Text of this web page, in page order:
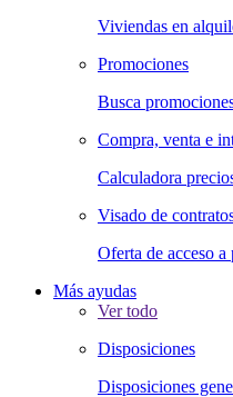
Viviendas en
Promociones
Busca
Compra, venta e
Calculadora
Visado de
Oferta de acceso
Más ayudas
Ver todo
Disposiciones
Disposiciones